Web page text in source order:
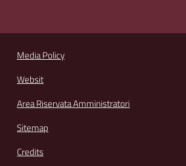
Media Policy
Websit
Area Riservata Amministratori
Sitemap
Credits